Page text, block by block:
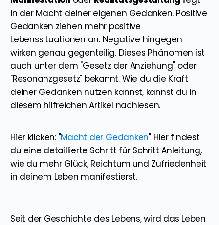
in der Macht deiner eigenen Gedanken. Positive
Gedanken ziehen mehr positive
Lebenssituationen an. Negative hingegen
wirken genau gegenteilig. Dieses Phänomen ist
auch unter dem "Gesetz der Anziehung" oder
"Resonanzgesetz" bekannt. Wie du die Kraft
deiner Gedanken nutzen kannst, kannst du in
diesem hilfreichen Artikel nachlesen.
Hier klicken: "Macht der Gedanken" Hier findest
du eine detaillierte Schritt für Schritt Anleitung,
wie du mehr Glück, Reichtum und Zufriedenheit
in deinem Leben manifestierst.
Seit der Geschichte des Lebens, wird das Leben